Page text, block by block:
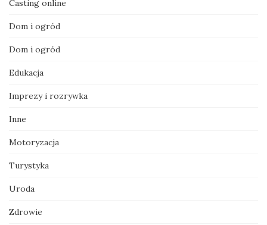
Casting online
Dom i ogród
Dom i ogród
Edukacja
Imprezy i rozrywka
Inne
Motoryzacja
Turystyka
Uroda
Zdrowie